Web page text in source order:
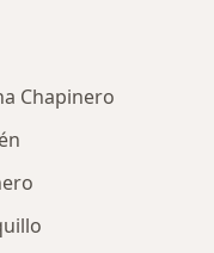
Chapinero